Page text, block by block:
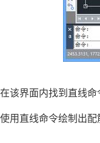
该界面内找到直线命
用直线命令绘制出